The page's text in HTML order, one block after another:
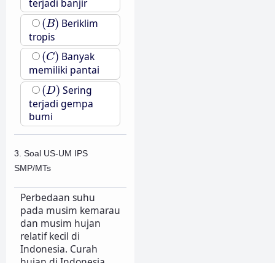
terjadi banjir
(B)
(B) Beriklim
tropis
(C)
(C) Banyak
memiliki pantai
(D)
(D) Sering
terjadi gempa
bumi
3. Soal US-UM IPS
SMP/MTs
Perbedaan suhu
pada musim kemarau
dan musim hujan
relatif kecil di
Indonesia. Curah